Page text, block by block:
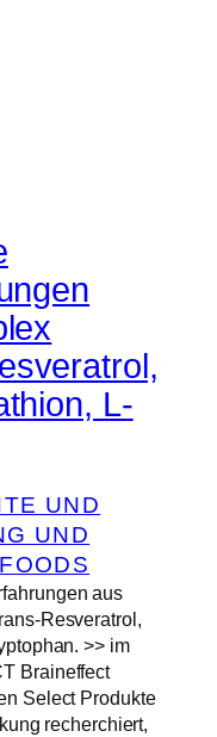
L-
UND
UND
aus
Resveratrol,
>> im
Braineffect
Select Produkte
recherchiert,